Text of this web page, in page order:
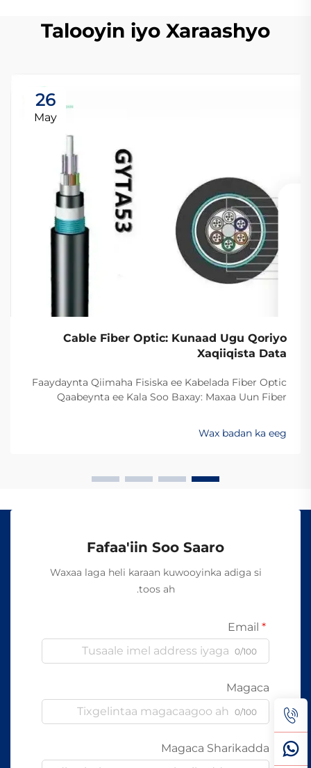
Talooyin iyo Xaraashyo
26
May
Cable Fiber Optic: Kunaad Ugu Qoriyo
Xaqiiqista Data
Faaydaynta Qiimaha Fisiska ee Kabelada Fiber Optic
Qaabeynta ee Kala Soo Baxay: Maxaa Uun Fiber
Sababtaa kabelada fiber optic ayaa qalileeyaa in la xad
galiyo waa maxaa yeelay waxay diran kartaan xogta
Wax badan ka eeg
Fafaa'iin Soo Saaro
Waxaa laga heli karaan kuwooyinka adiga si
toos ah.
0/100
Magaca
0/100
Magaca Sharikadda